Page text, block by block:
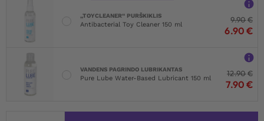
„TOYCLEANER“ PURŠKIKLIS
Antibacterial Toy Cleaner 150 ml
9.90€
6.90 €
VANDENS PAGRINDO LUBRIKANTAS
Pure Lube Water-Based Lubricant 150 ml
12.90€
7.90 €